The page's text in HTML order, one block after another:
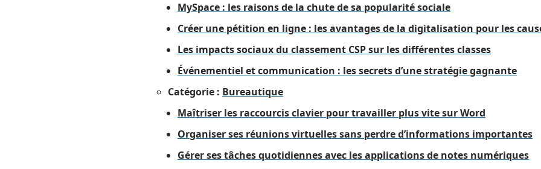
MySpace : les raisons de la chute de sa popularité sociale
Créer une pétition en ligne : les avantages de la digitalisation pour les
Les impacts sociaux du classement CSP sur les différentes classes
Événementiel et communication : les secrets d’une stratégie gagnante
Catégorie : Bureautique
Maîtriser les raccourcis clavier pour travailler plus vite sur Word
Organiser ses réunions virtuelles sans perdre d’informations importantes
Gérer ses tâches quotidiennes avec les applications de notes numériques